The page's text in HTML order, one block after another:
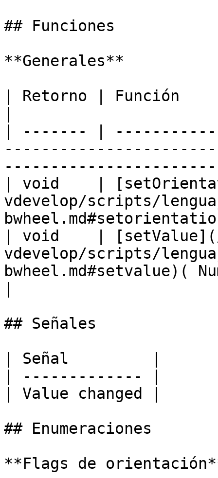
## Funciones
**Generales**
| Retorno | Función
| ------- |
| void    |
vdevelop/scripts/
| void    |
vdevelop/scripts/
bwheel.md#setvalue)(
## Señales
| Señal         |
| ------------- |
| Value changed |
## Enumeraciones
**Flags de